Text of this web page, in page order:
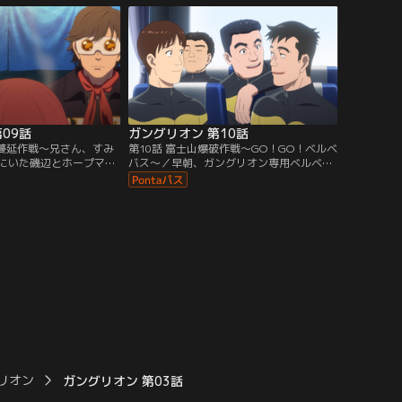
09話
延作戦～兄さん、すみ
いた磯辺とホープマン
ガングリオン 第10話
第10話 富士山爆破作戦～GO！GO！ベルベ
バス～／早朝、ガングリオン専用ベルベバ
スで出発するベルベ軍団。中にはアルバイ
ト隊員も。磯辺主任より「富士山爆破作
オン ガングリオン 第03話